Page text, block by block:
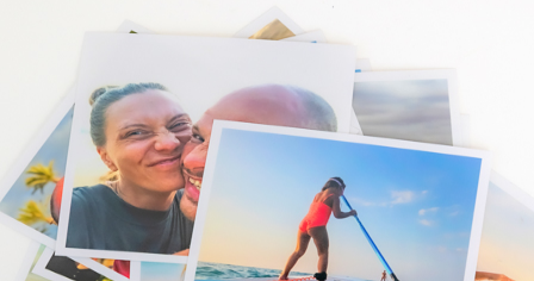
Ваш регион доставки
Выберите из списка: